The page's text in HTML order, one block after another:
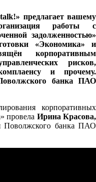
предлагает вашему
работы с
задолженностью»
«Экономика» и
корпоративным
рисков,
и прочему.
банка ПАО
корпоративных
провела Ирина Красова,
Поволжского банка ПАО